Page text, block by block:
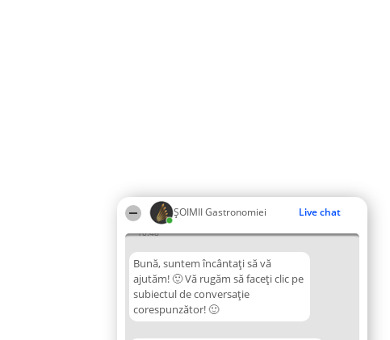
ȘOIMII Gastronomiei Live chat
10:48
Bună, suntem încântați să vă
ajutăm! 🙂 Vă rugăm să faceți clic pe
subiectul de conversație
corespunzător! 🙂